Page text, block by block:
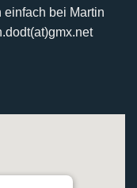
einfach bei Martin